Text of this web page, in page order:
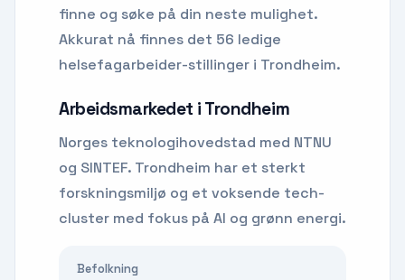
finne og søke på din neste mulighet.
Akkurat nå finnes det 56 ledige
helsefagarbeider-stillinger i Trondheim.
Arbeidsmarkedet i Trondheim
Norges teknologihovedstad med NTNU
og SINTEF. Trondheim har et sterkt
forskningsmiljø og et voksende tech-
cluster med fokus på AI og grønn energi.
Befolkning